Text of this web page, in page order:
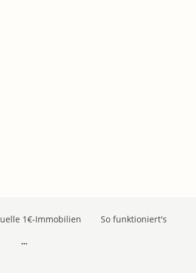
1€-Immobilien So funktioniert's